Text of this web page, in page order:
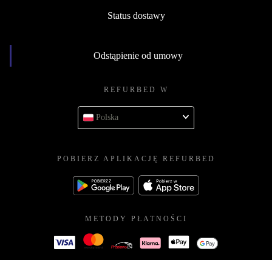
Status dostawy
Odstąpienie od umowy
REFURBED W
Polska
POBIERZ APLIKACJĘ REFURBED
METODY PŁATNOŚCI